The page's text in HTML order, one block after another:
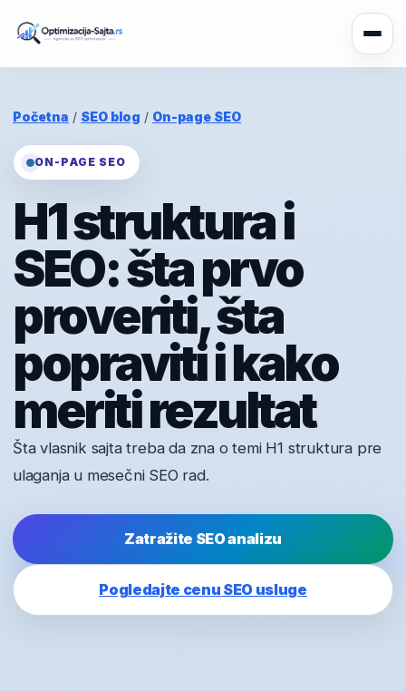
Početna / SEO blog / On-page SEO
ON-PAGE SEO
H1 struktura i
SEO: šta prvo
proveriti, šta
popraviti i kako
meriti rezultat
Šta vlasnik sajta treba da zna o temi H1 struktura pre
ulaganja u mesečni SEO rad.
Zatražite SEO analizu
Pogledajte cenu SEO usluge